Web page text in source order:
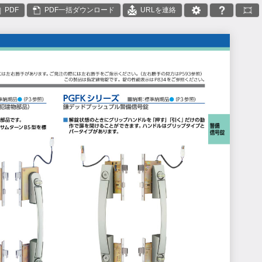
PDF PDF一括ダウンロード URLを連絡